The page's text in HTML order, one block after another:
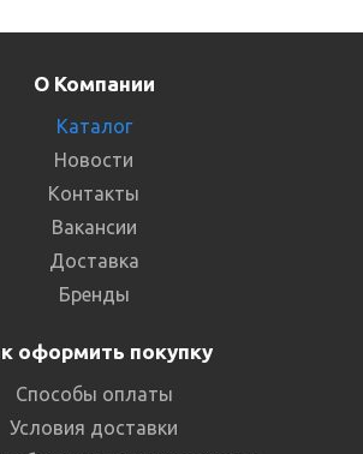
О Компании
Каталог
Новости
Контакты
Вакансии
Доставка
Бренды
оформить покупку
Способы оплаты
Условия доставки